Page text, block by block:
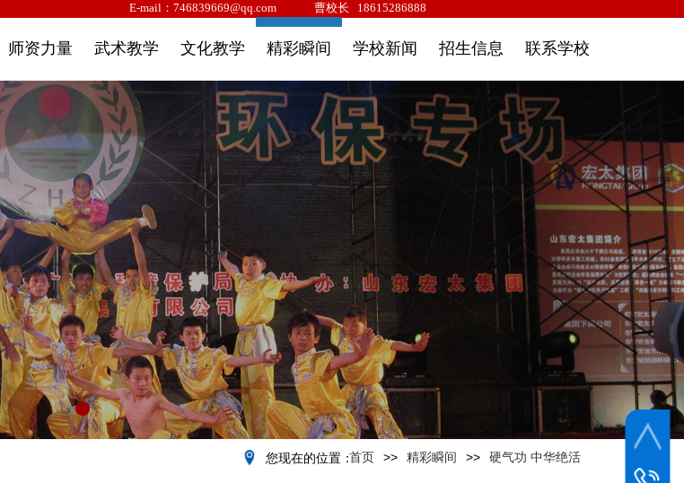
E-mail：746839669@qq.com 曹校长 18615286888
师资力量 武术教学 文化教学 精彩瞬间 学校新闻 招生信息 联系学校
您现在的位置：首页 >> 精彩瞬间 >> 硬气功 中华绝活